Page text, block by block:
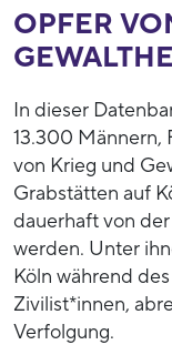
OPFER
In dieser
13.300 Männern,
von Krieg und
Grabstätten auf
dauerhaft von
werden. Unter
Köln während
Zivilist*innen,
Verfolgung.